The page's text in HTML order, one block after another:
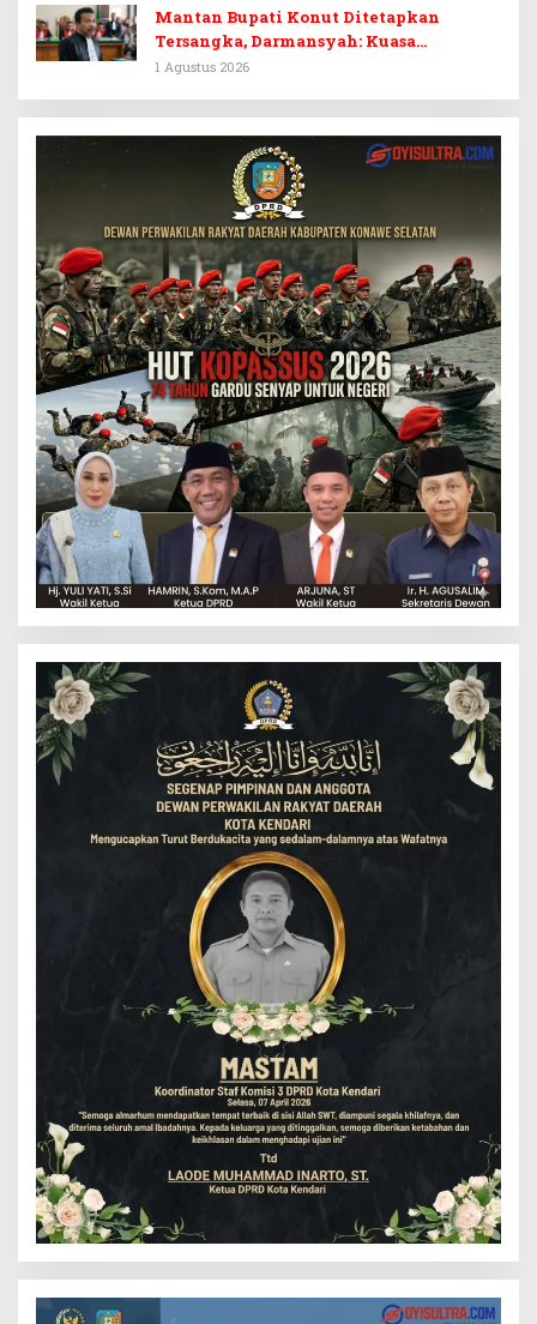
Mantan Bupati Konut Ditetapkan
Tersangka, Darmansyah: Kuasa
Hukumnya Diduga Kebingungan
1 Agustus 2026